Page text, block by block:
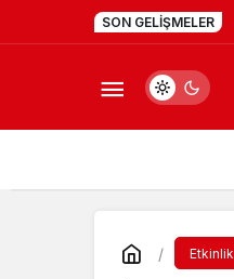
SON GELIŞMELER
Etkinlik